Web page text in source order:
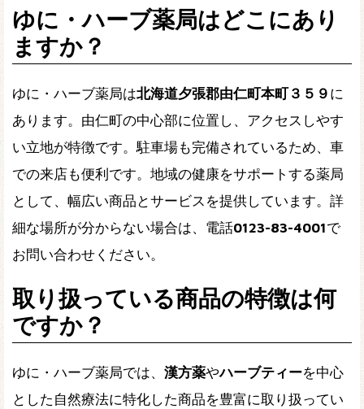
ゆに・ハーブ薬局はどこにあり
ますか？
ゆに・ハーブ薬局は北海道夕張郡由仁町本町３５９ に
あります。由仁町の中心部に位置し、アクセスしやす
い立地が特徴です。駐車場も完備されているため、車
での来店も便利です。地域の健康をサポートする薬局
として、幅広い商品とサービスを提供しています。詳
細な場所が分からない場合は、電話0123-83-4001で
お問い合わせください。
取り扱っている商品の特徴は何
ですか？
ゆに・ハーブ薬局では、 漢方薬やハーブティーを中心
とした自然療法に特化した商品を豊富に取り扱ってい